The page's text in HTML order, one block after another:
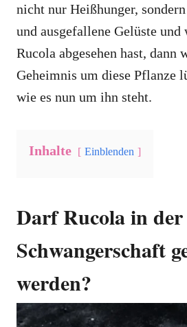
nicht nur Heißhunger,
und ausgefallene Gelüste und
Rucola abgesehen hast, dann
Geheimnis um diese Pflanze
wie es nun um ihn steht.
Inhalte Einblenden
Darf Rucola in der
Schwangerschaft
werden?